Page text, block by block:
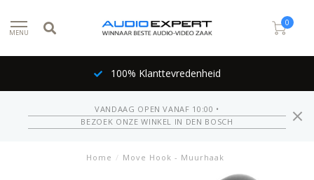
MENU
0
100% Klanttevredenheid
VANDAAG OPEN VANAF 10:00 •
BEZOEK ONZE WINKEL IN DEN BOSCH
Home / Move Hook - Muurhaak